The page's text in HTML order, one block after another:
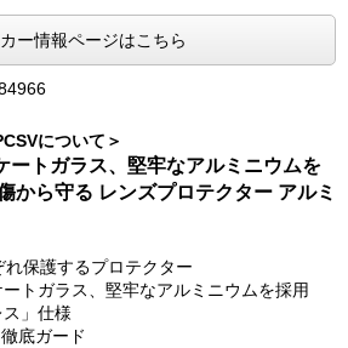
カー情報ページはこちら
について＞
ートガラス、堅牢なアルミニウムを
から守る レンズプロテクター アルミ
れ保護するプロテクター
トガラス、堅牢なアルミニウムを採用
ス」仕様
底ガード